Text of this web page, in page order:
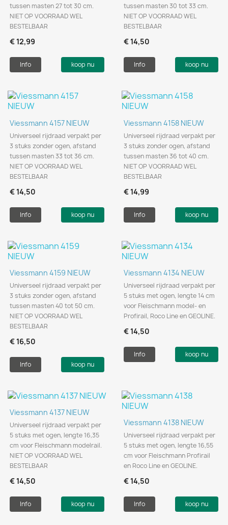
tussen masten 27 tot 30 cm.
NIET OP VOORRAAD WEL
BESTELBAAR
€ 12,99
Info koop nu
tussen masten 30 tot 33 cm.
NIET OP VOORRAAD WEL
BESTELBAAR
€ 14,50
Info koop nu
Viessmann 4157 NIEUW
Universeel rijdraad verpakt per
3 stuks zonder ogen, afstand
tussen masten 33 tot 36 cm.
NIET OP VOORRAAD WEL
BESTELBAAR
€ 14,50
Info koop nu
Viessmann 4158 NIEUW
Universeel rijdraad verpakt per
3 stuks zonder ogen, afstand
tussen masten 36 tot 40 cm.
NIET OP VOORRAAD WEL
BESTELBAAR
€ 14,99
Info koop nu
Viessmann 4159 NIEUW
Universeel rijdraad verpakt per
3 stuks zonder ogen, afstand
tussen masten 40 tot 50 cm.
NIET OP VOORRAAD WEL
BESTELBAAR
€ 16,50
Info koop nu
Viessmann 4134 NIEUW
Universeel rijdraad verpakt per
5 stuks met ogen, lengte 14 cm
voor Fleischmann model- en
Profirail, Roco Line en GEOLINE.
€ 14,50
Info koop nu
Viessmann 4137 NIEUW
Universeel rijdraad verpakt per
5 stuks met ogen, lengte 16,35
cm voor Fleischmann modelrail.
NIET OP VOORRAAD WEL
BESTELBAAR
€ 14,50
Info koop nu
Viessmann 4138 NIEUW
Universeel rijdraad verpakt per
5 stuks met ogen, lengte 16,55
cm voor Fleischmann Profirail
en Roco Line en GEOLINE.
€ 14,50
Info koop nu